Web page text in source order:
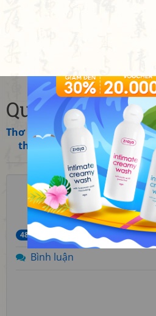
Quốc phong國風
Thơ» Trung Quốc»Chu
thi)
☆
☆
☆
3
482
bài thơ
Bình luận